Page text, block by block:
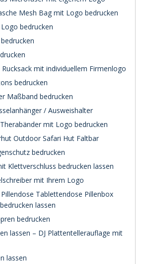
Mesh Bag mit Logo bedrucken
bedrucken
mit individuellem Firmenlogo
bedrucken
Maßband bedrucken
/ Ausweishalter
mit Logo bedrucken
Outdoor Safari Hut Faltbar
bedrucken
Klettverschluss bedrucken lassen
mit Ihrem Logo
Tablettendose Pillenbox
lassen
bedrucken
lassen – DJ Plattentellerauflage mit
lassen